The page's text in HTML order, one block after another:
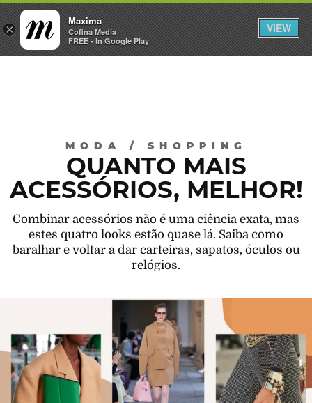
×
Maxima
Cofina Media
FREE - In Google Play
VIEW
INICIAR SESSÃO
MODA/ SHOPPING
QUANTO MAIS
ACESSÓRIOS, MELHOR!
Combinar acessórios não é uma ciência exata, mas
estes quatro looks estão quase lá. Saiba como
baralhar e voltar a dar carteiras, sapatos, óculos ou
relógios.